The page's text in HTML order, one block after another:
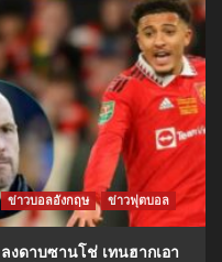
ข่าวบอลอังกฤษ ข่าวฟุตบอล
ลงดาบซานโช่ เทนฮากเอา